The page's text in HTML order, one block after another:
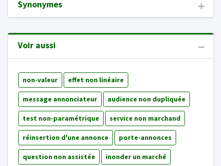
Synonymes
Voir aussi
non-valeur effet non linéaire
message annonciateur audience non dupliquée
test non-paramétrique service non marchand
réinsertion d'une annonce porte-annonces
question non assistée inonder un marché